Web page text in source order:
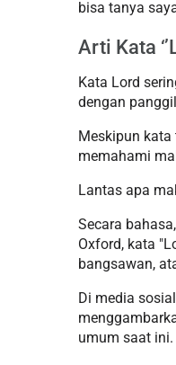
bisa tanya
Arti Kata
Kata Lord
dengan
Meskipun kata
memahami
Lantas apa
Secara
Oxford, kata
bangsawan,
Di media
umum saat ini.